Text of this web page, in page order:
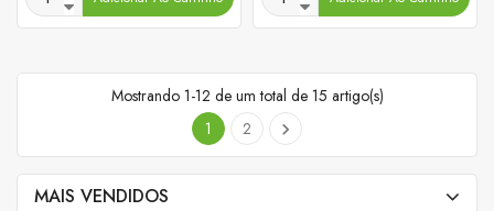
Mostrando 1-12 de um total de 15 artigo(s)
1
2 
MAIS VENDIDOS